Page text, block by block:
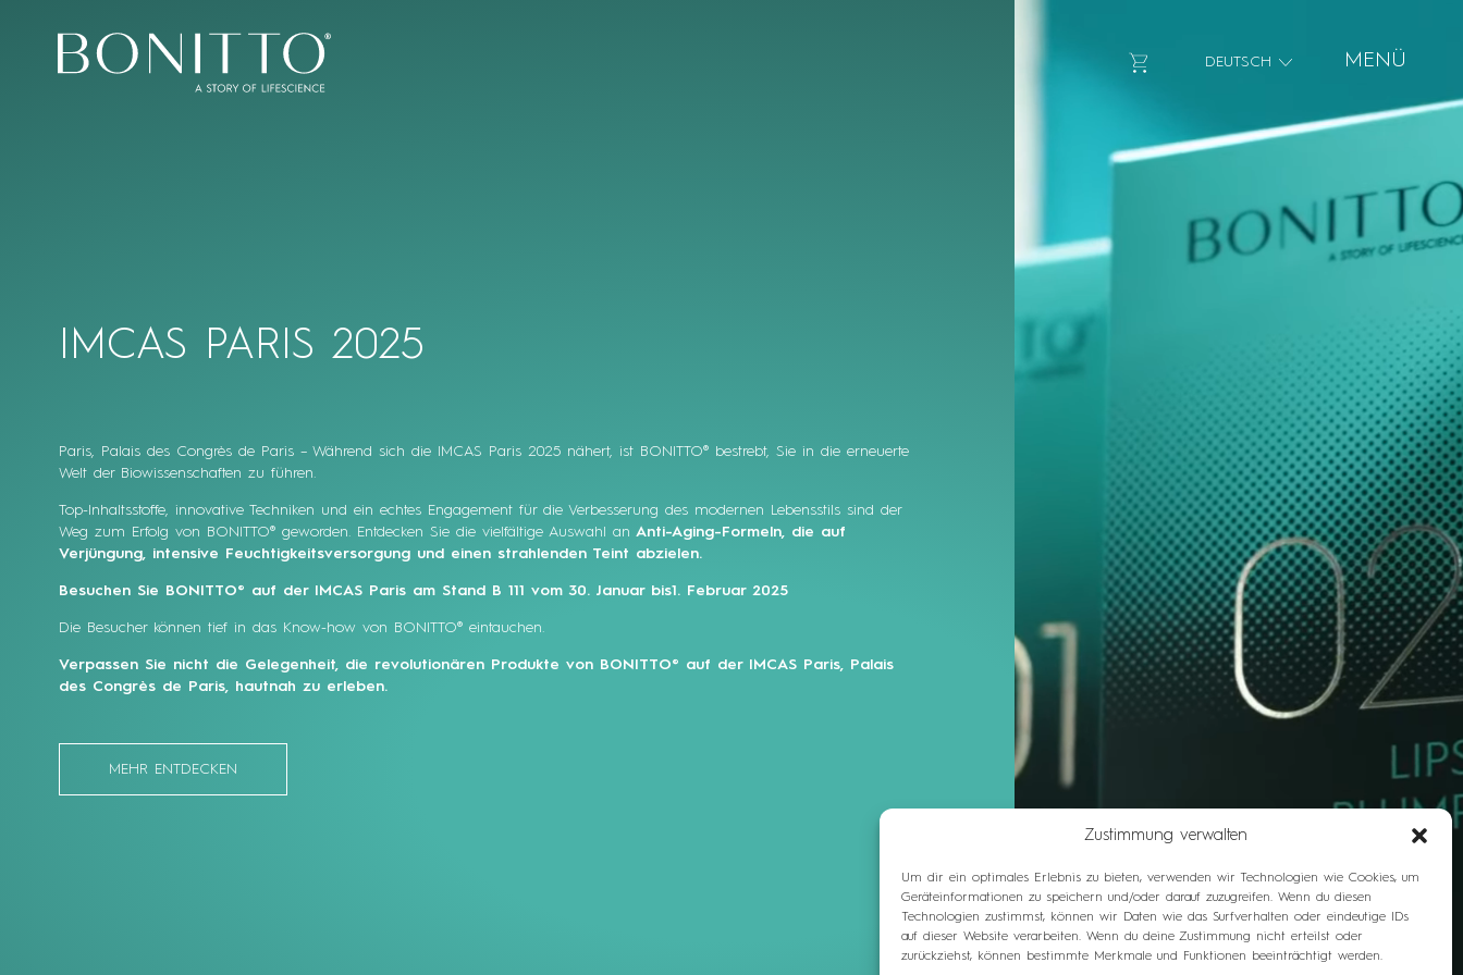
Zustimmung verwalten
Um dir ein optimales Erlebnis zu bieten, verwenden wir Technologien wie Cookies, um
Geräteinformationen zu speichern und/oder darauf zuzugreifen. Wenn du diesen
Technologien zustimmst, können wir Daten wie das Surfverhalten oder eindeutige IDs
auf dieser Website verarbeiten. Wenn du deine Zustimmung nicht erteilst oder
zurückziehst, können bestimmte Merkmale und Funktionen beeinträchtigt werden.
Bonitto Aesthetic
Go to Cart
DEUTSCH MENÜ
IMCAS PARIS 2025
Paris, Palais des Congrès de Paris – Während sich die IMCAS Paris 2025 nähert, ist BONITTO® bestrebt, Sie in die erneuerte
Welt der Biowissenschaften zu führen.
Top-Inhaltsstoffe, innovative Techniken und ein echtes Engagement für die Verbesserung des modernen Lebensstils sind der
Weg zum Erfolg von BONITTO® geworden. Entdecken Sie die vielfältige Auswahl an Anti-Aging-Formeln, die auf
Verjüngung, intensive Feuchtigkeitsversorgung und einen strahlenden Teint abzielen.
Besuchen Sie BONITTO® auf der IMCAS Paris am Stand B 111 vom 30. Januar bis1. Februar 2025
Die Besucher können tief in das Know-how von BONITTO® eintauchen.
Verpassen Sie nicht die Gelegenheit, die revolutionären Produkte von BONITTO® auf der IMCAS Paris, Palais
des Congrès de Paris, hautnah zu erleben.
MEHR ENTDECKEN